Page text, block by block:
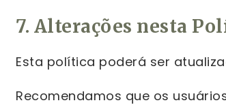
7. Alterações nesta
Esta política poderá ser
Recomendamos que os